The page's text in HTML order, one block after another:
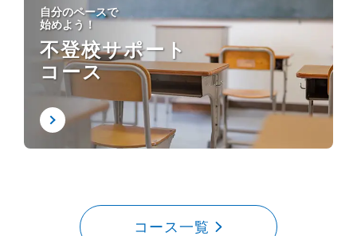
自分のペースで
始めよう！
不登校サポート
コース
コース一覧